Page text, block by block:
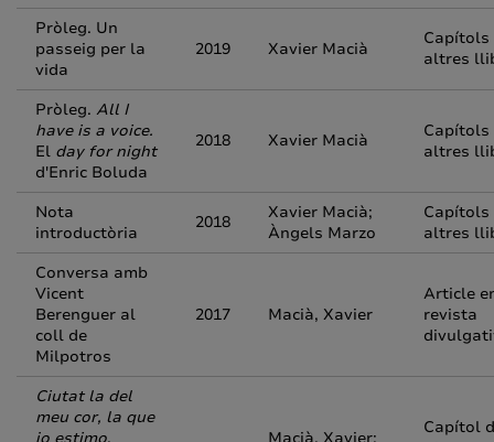
Pròleg. Un
passeig per la
vida
2019 Xavier Macià
Capítols
altres
Pròleg. All I
have is a voice.
El day for night
d'Enric Boluda
2018 Xavier Macià
Capítols
altres
Nota
introductòria
2018
Xavier Macià;
Àngels Marzo
Capítols
altres
Conversa amb
Vicent
Berenguer al
coll de
Milpotros
2017 Macià, Xavier
Article
revista
Ciutat la del
meu cor, la que
Capítol